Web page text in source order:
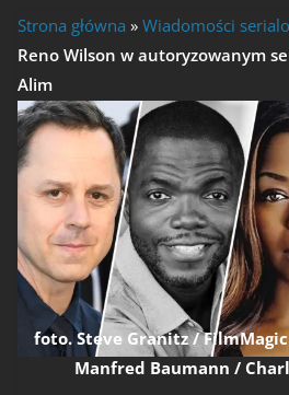
Strona główna » Wiadomości
Reno Wilson w autoryzowanym
Alim
foto. Steve Granitz /
Manfred Baumann /